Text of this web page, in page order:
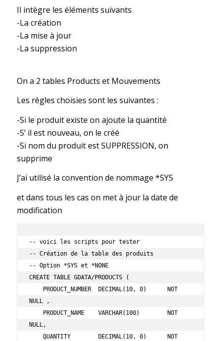
Il intègre les éléments suivants
-La création
-La mise à jour
-La suppression
On a 2 tables Products et Mouvements
Les règles choisies sont les suivantes :
-Si le produit existe on ajoute la quantité
-S’ il est nouveau, on le créé
-Si nom du produit est SUPPRESSION, on
supprime
J’ai utilisé la convention de nommage *SYS
et dans tous les cas on met à jour la date de
modification
-- voici les scripts pour tester
-- Création de la table des produits
-- Option *SYS et *NONE
CREATE TABLE GDATA/PRODUCTS (
NULL ,
NULL,